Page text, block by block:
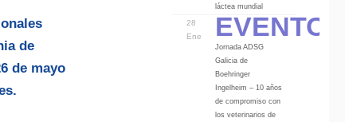
de
de mayo
láctea mundial
28
Ene
Eventos
Jornada ADSG
Galicia de
Boehringer
Ingelheim – 10 años
de compromiso con
los veterinarios de